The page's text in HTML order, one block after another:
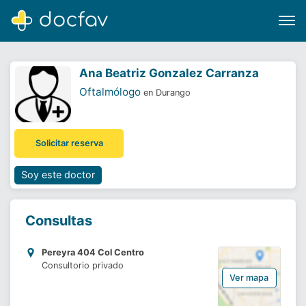
Software para clínicas
¿Eres un doctor?
Ana Beatriz Gonzalez Carranza
Oftalmólogo en Durango
Solicitar reserva
Soy este doctor
Consultas
Pereyra 404 Col Centro
Consultorio privado
Ver mapa